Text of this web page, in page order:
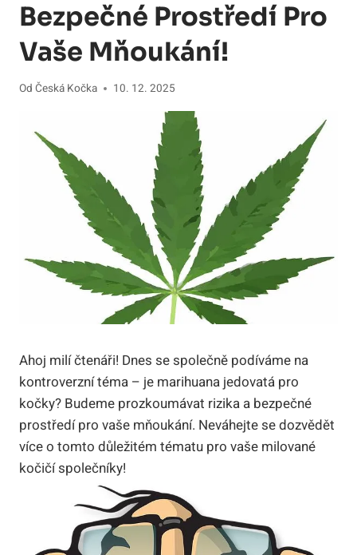
Bezpečné Prostředí Pro
Vaše Mňoukání!
Od Česká Kočka 10. 12. 2025
Ahoj milí čtenáři! Dnes se společně podíváme na
kontroverzní téma – je marihuana jedovatá pro
kočky? Budeme prozkoumávat rizika a bezpečné
prostředí pro vaše mňoukání. Neváhejte se dozvědět
více o tomto důležitém tématu pro vaše milované
kočičí společníky!